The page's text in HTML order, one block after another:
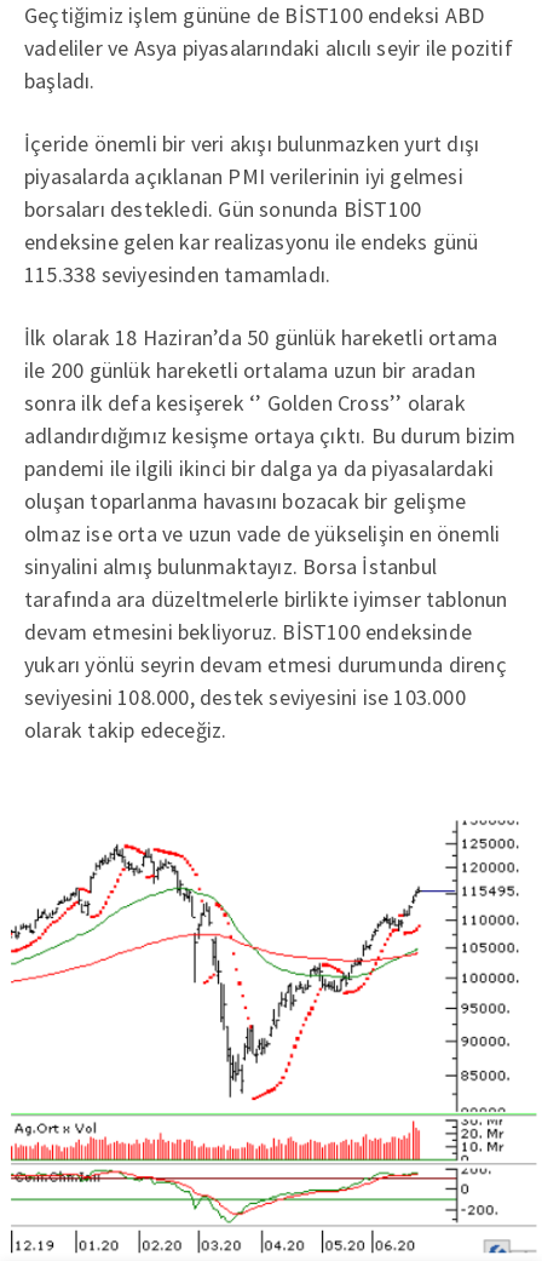
Geçtiğimiz işlem gününe de BİST100 endeksi ABD
vadeliler ve Asya piyasalarındaki alıcılı seyir ile pozitif
başladı.
İçeride önemli bir veri akışı bulunmazken yurt dışı
piyasalarda açıklanan PMI verilerinin iyi gelmesi
borsaları destekledi. Gün sonunda BİST100
endeksine gelen kar realizasyonu ile endeks günü
115.338 seviyesinden tamamladı.
İlk olarak 18 Haziran’da 50 günlük hareketli ortama
ile 200 günlük hareketli ortalama uzun bir aradan
sonra ilk defa kesişerek ‘’ Golden Cross’’ olarak
adlandırdığımız kesişme ortaya çıktı. Bu durum bizim
pandemi ile ilgili ikinci bir dalga ya da piyasalardaki
oluşan toparlanma havasını bozacak bir gelişme
olmaz ise orta ve uzun vade de yükselişin en önemli
sinyalini almış bulunmaktayız. Borsa İstanbul
tarafında ara düzeltmelerle birlikte iyimser tablonun
devam etmesini bekliyoruz. BİST100 endeksinde
yukarı yönlü seyrin devam etmesi durumunda direnç
seviyesini 108.000, destek seviyesini ise 103.000
olarak takip edeceğiz.